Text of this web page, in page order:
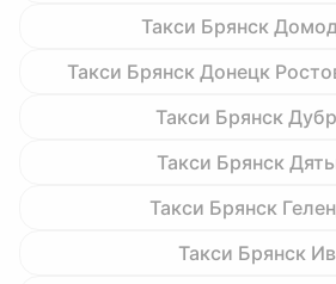
Такси Брянск
Такси Брянск Донецк
Такси Брянск
Такси Брянск
Такси Брянск
Такси Брянск